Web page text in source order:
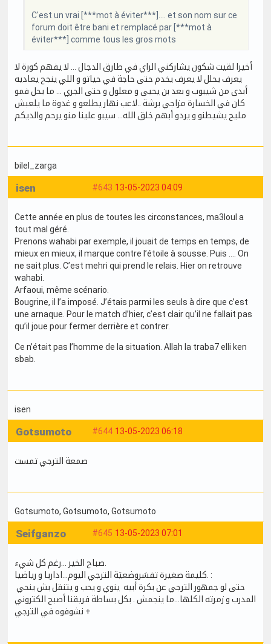
C'est un vrai [***mot à éviter***].... et son nom sur ce
forum doit être bani et remplacé par [***mot à
éviter***] comme tous les gros mots
أخيرا لقيت شكون يشاركني الراي في طارق الدجال … لا يفهم كورة لا
يعرف يحلل لا يعرف يخدم حتى حاجة في حياتو و اللي ينجح يعاديه
أبدى من شيبوب و بعد بن يحيى و معلول و حتى الجري … ما يحل فمو
كان في الخسارة مزاجي برشة ..لاعب نهار يطلعو و غدوة ما يلعبش
مليح يشيطنو و يردو أبهم خلق الله… سيبو علينا منو يرحم والديكم
bilel_zarga
#643 13-05-2023 04:09
isen
Cette année en plus de toutes les circonstances, ma3loul a
tout mal géré.
Prenons wahabi par exemple, il jouait de temps en temps, de
mieux en mieux, il marque contre l’étoile à sousse. Puis …. On
ne sait plus. C’est mehri qui prend le relais. Hier on retrouve
wahabi.
Arfaoui, même scénario.
Bougrine, il l’a imposé. J’étais parmi les seuls à dire que c’est
une arnaque. Pour le match d’hier, c’est clair qu’il ne fallait pas
qu’il joue pour fermer derrière et contrer.
Ce n’était pas l’homme de la situation. Allah la traba7 elli ken
sbab.
isen
#644 13-05-2023 06:18
Gotsumoto
صمعة الترجي تمست
Gotsumoto, Gotsumoto, Gotsumoto
#645 13-05-2023 07:01
Seifganzo
صباح الخير ...رغم كل شيء.
كليمة صغيرة تفسَروضعيَة الترجي اليوم...اداريا و رياضيا. :
حتى لو جمهور الترجي عن بكرة أبيه ينوي و يحب و يتنقل بش ينحي
المدرب و زمرته الكلها...ما ينجمش . بكل بساطة فريقنا أصبح الكتروني
نشوفوه في الترجي +